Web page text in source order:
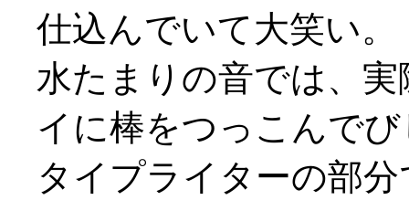
仕込んでいて大笑い。
水たまりの音では、
イに棒をつっこんで
タイプライターの部